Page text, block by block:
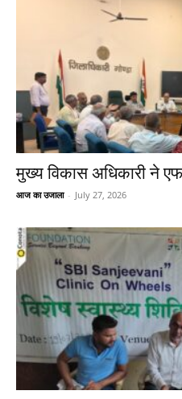
मुख्य विकास अधिकारी ने
आज का उजाला - July 27, 2026